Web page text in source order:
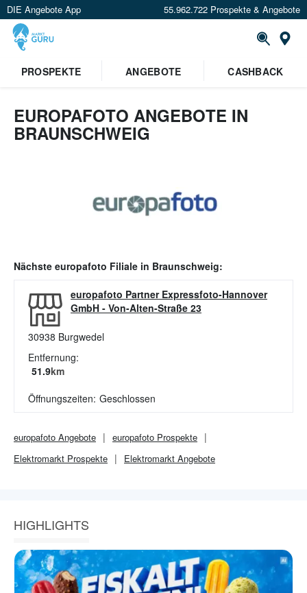
DIE Angebote App 55.962.722 Prospekte & Angebote
PROSPEKTE
ANGEBOTE CASHBACK
EUROPAFOTO ANGEBOTE IN
BRAUNSCHWEIG
Nächste europafoto Filiale in Braunschweig:
europafoto Partner Expressfoto-Hannover
GmbH - Von-Alten-Straße 23
30938 Burgwedel
Entfernung:
51.9km
Öffnungszeiten: Geschlossen
europafoto Angebote europafoto Prospekte
Elektromarkt Prospekte Elektromarkt Angebote
HIGHLIGHTS